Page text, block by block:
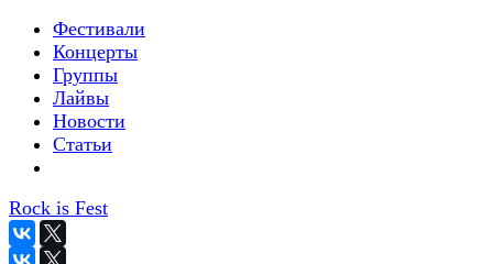
Фестивали
Концерты
Группы
Лайвы
Новости
Статьи
Rock is Fest